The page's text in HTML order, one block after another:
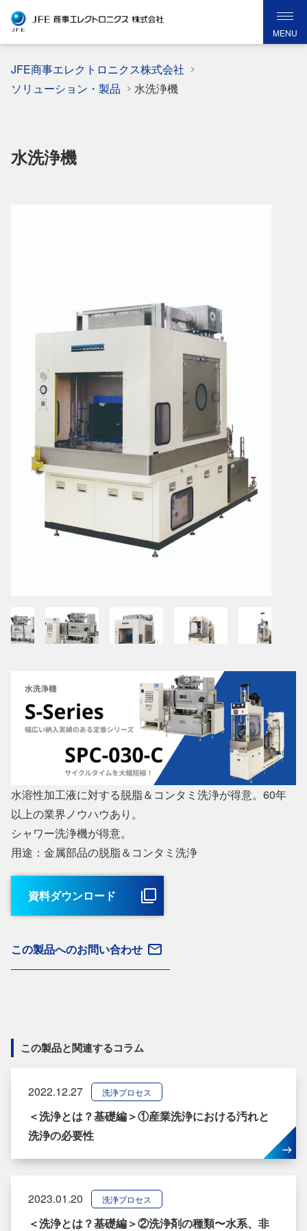
MENU
JFE商事エレクトロニクス株式会社
ソリューション・製品
水洗浄機
水洗浄機
水溶性加工液に対する脱脂＆コンタミ洗浄が得意。60年
以上の業界ノウハウあり。
シャワー洗浄機が得意。
用途：金属部品の脱脂＆コンタミ洗浄
資料ダウンロード
この製品へのお問い合わせ
この製品と関連するコラム
2022.12.27 洗浄プロセス
＜洗浄とは？基礎編＞①産業洗浄における汚れと
洗浄の必要性
2023.01.20 洗浄プロセス
＜洗浄とは？基礎編＞②洗浄剤の種類〜水系、非